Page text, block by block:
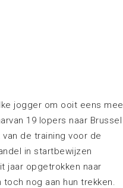
jogger om ooit eens mee
19 lopers naar Brussel
de training voor de
in startbewijzen
jaar opgetrokken naar
nog aan hun trekken.